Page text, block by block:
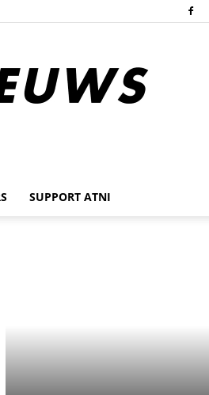
SUPPORT ATNI